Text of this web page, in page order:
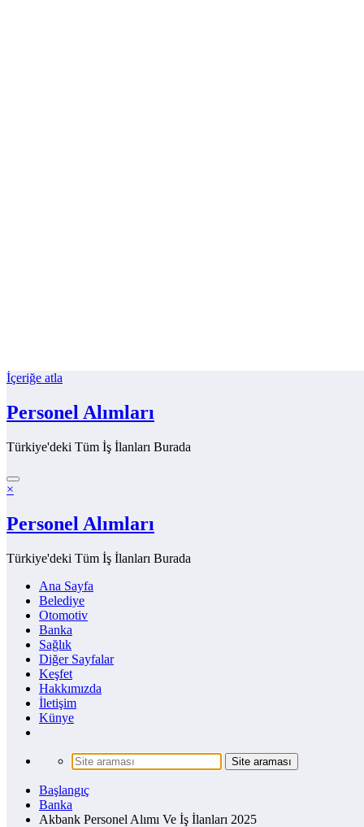
İçeriğe atla
Personel Alımları
Türkiye'deki Tüm İş İlanları Burada
×
Personel Alımları
Türkiye'deki Tüm İş İlanları Burada
Ana Sayfa
Belediye
Otomotiv
Banka
Sağlık
Diğer Sayfalar
Keşfet
Hakkımızda
İletişim
Künye
Başlangıç
Banka
Akbank Personel Alımı Ve İş İlanları 2025